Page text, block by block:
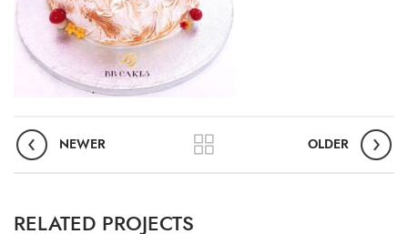
NEWER OLDER
RELATED PROJECTS